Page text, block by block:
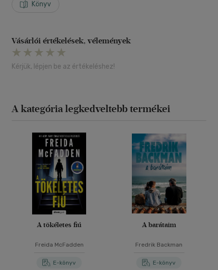
Könyv
Vásárlói értékelések, vélemények
Kérjük, lépjen be az értékeléshez!
A kategória legkedveltebb termékei
A tökéletes fiú
Freida McFadden
E-könyv
A barátaim
Fredrik Backman
E-könyv